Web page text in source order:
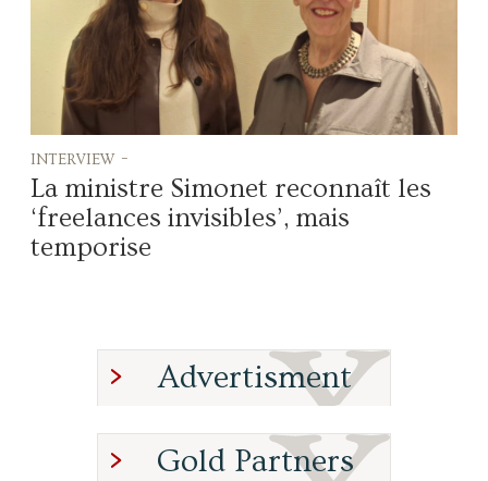
interview -
La ministre Simonet reconnaît les
‘freelances invisibles’, mais
temporise
Advertisment
Gold Partners